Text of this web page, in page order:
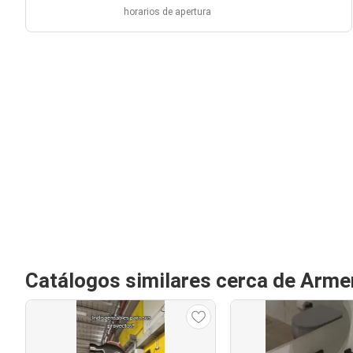
horarios de apertura
Catálogos similares cerca de